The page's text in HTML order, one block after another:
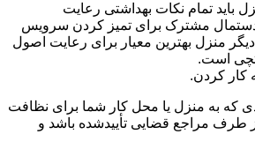
باید تمام نکات بهداشتی رعایت
دستمال مشترک برای تمیز کردن سرویس
منزل بهترین معیار برای رعایت اصول
است.
کار کردن.
که به منزل یا محل کار شما برای نظافت
طرف مراجع قضایی تأییدشده باشد و